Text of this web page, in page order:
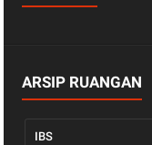
ARSIP RUANGAN
IBS